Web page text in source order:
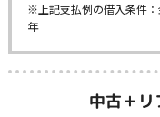
※上記支払例の借入条件
年
中古＋